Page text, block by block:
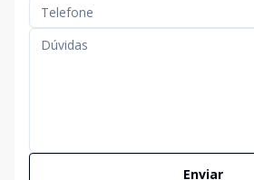
Enviar